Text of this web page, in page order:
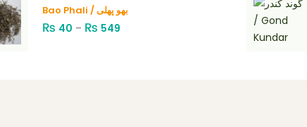
Bao Phali / بھو پھلی
₨ 40 – ₨ 549